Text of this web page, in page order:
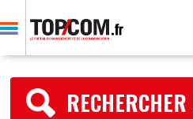
RECHERCHER